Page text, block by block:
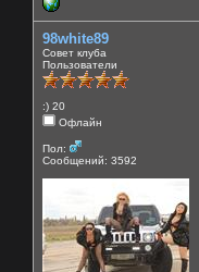
98white89
Совет клуба
Пользователи
:) 20
Офлайн
Пол:
Сообщений: 3592